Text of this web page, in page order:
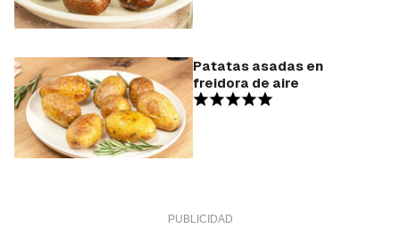
Patatas asadas en
freidora de aire